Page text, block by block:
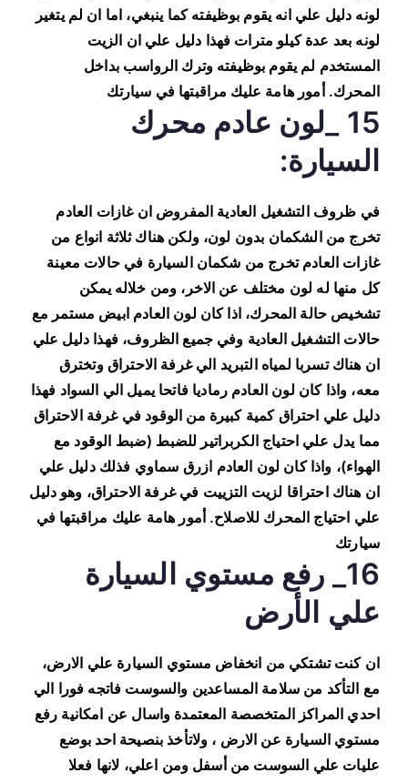
لونه دليل علي انه يقوم بوظيفته كما ينبغي، اما ان لم يتغير
لونه بعد عدة كيلو مترات فهذا دليل علي ان الزيت
المستخدم لم يقوم بوظيفته وترك الرواسب بداخل
المحرك. أمور هامة عليك مراقبتها في سيارتك
15 _لون عادم محرك
السيارة:
في ظروف التشغيل العادية المفروض ان غازات العادم
تخرج من الشكمان بدون لون، ولكن هناك ثلاثة انواع من
غازات العادم تخرج من شكمان السيارة في حالات معينة
كل منها له لون مختلف عن الاخر، ومن خلاله يمكن
تشخيص حالة المحرك، اذا كان لون العادم ابيض مستمر مع
حالات التشغيل العادية وفي جميع الظروف، فهذا دليل علي
ان هناك تسربا لمياه التبريد الي غرفة الاحتراق وتخترق
معه، واذا كان لون العادم رماديا فاتحا يميل الي السواد فهذا
دليل علي احتراق كمية كبيرة من الوقود في غرفة الاحتراق
مما يدل علي احتياج الكربراتير للضبط (ضبط الوقود مع
الهواء)، واذا كان لون العادم ازرق سماوي فذلك دليل علي
ان هناك احتراقا لزيت التزييت في غرفة الاحتراق، وهو دليل
علي احتياج المحرك للاصلاح. أمور هامة عليك مراقبتها في
سيارتك
16_ رفع مستوي السيارة
علي الأرض
ان كنت تشتكي من انخفاض مستوي السيارة علي الارض،
مع التأكد من سلامة المساعدين والسوست فاتجه فورا الي
احدي المراكز المتخصصة المعتمدة واسال عن امكانية رفع
مستوي السيارة عن الارض ، ولاتأخذ بنصيحة احد بوضع
عليات علي السوست من أسفل ومن اعلي، لانها فعلا